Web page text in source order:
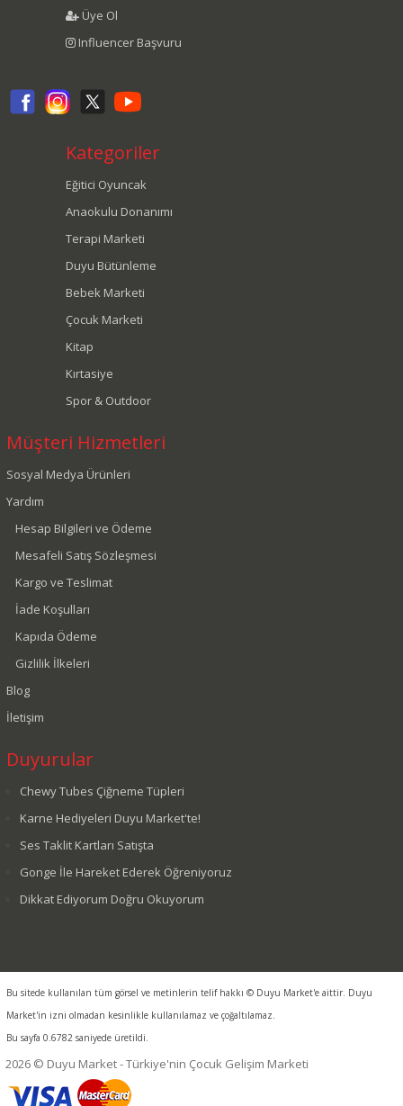
Üye Ol
Influencer Başvuru
Kategoriler
Eğitici Oyuncak
Anaokulu Donanımı
Terapi Marketi
Duyu Bütünleme
Bebek Marketi
Çocuk Marketi
Kitap
Kırtasiye
Spor & Outdoor
Müşteri Hizmetleri
Sosyal Medya Ürünleri
Yardım
Hesap Bilgileri ve Ödeme
Mesafeli Satış Sözleşmesi
Kargo ve Teslimat
İade Koşulları
Kapıda Ödeme
Gizlilik İlkeleri
Blog
İletişim
Duyurular
Chewy Tubes Çiğneme Tüpleri
Karne Hediyeleri Duyu Market'te!
Ses Taklit Kartları Satışta
Gonge İle Hareket Ederek Öğreniyoruz
Dikkat Ediyorum Doğru Okuyorum
Bu sitede kullanılan tüm görsel ve metinlerin telif hakkı © Duyu Market'e aittir. Duyu
Market'in izni olmadan kesinlikle kullanılamaz ve çoğaltılamaz.
Bu sayfa 0.6782 saniyede üretildi.
2026 © Duyu Market - Türkiye'nin Çocuk Gelişim Marketi